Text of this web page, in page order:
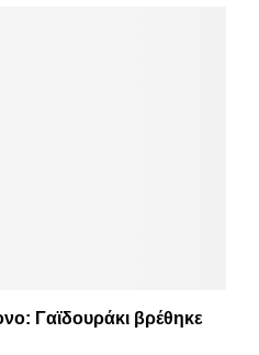
Γαϊδουράκι βρέθηκε